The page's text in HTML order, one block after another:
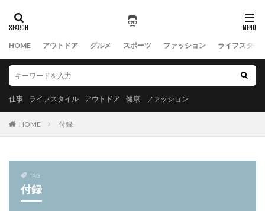
HOME アウトドア グルメ スポーツ ファッション ライフスタイ
仕事 ライフスタイル アウトドア 健康 ファッション
HOME 付録
TAG
付録